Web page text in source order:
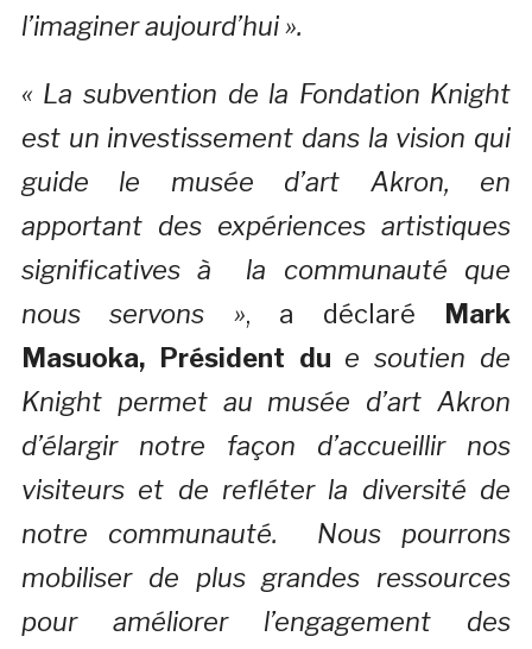
l’imaginer aujourd’hui ».
« La subvention de la Fondation Knight
est un investissement dans la vision qui
guide le musée d’art Akron, en
apportant des expériences artistiques
significatives à la communauté que
nous servons », a déclaré
Mark
Masuoka, Président du e soutien de
Knight permet au musée d’art Akron
d’élargir notre façon d’accueillir nos
visiteurs et de refléter la diversité de
notre communauté. Nous pourrons
mobiliser de plus grandes ressources
pour améliorer l’engagement des